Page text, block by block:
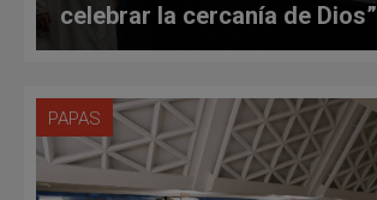
celebrar la cercanía de Dios”
PAPAS